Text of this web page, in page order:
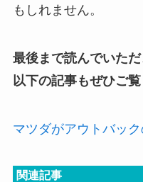
もしれません。
最後まで読んでいただ
以下の記事もぜひご覧
マツダがアウトバッ
関連記事